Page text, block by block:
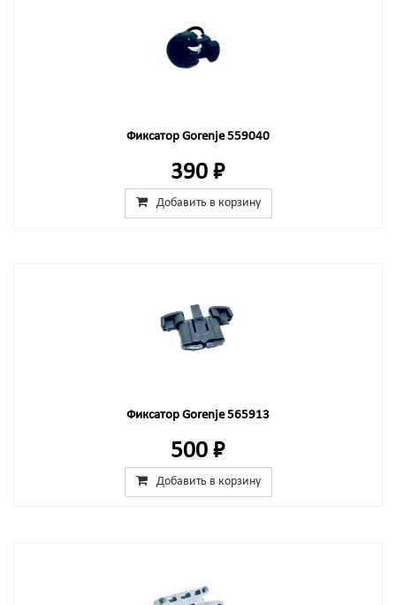
Фиксатор Gorenje 559040
390 ₽
Добавить в корзину
Фиксатор Gorenje 565913
500 ₽
Добавить в корзину